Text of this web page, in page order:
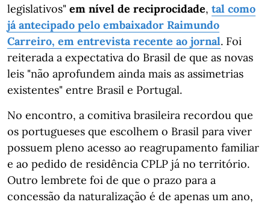
legislativos" em nível de reciprocidade, tal como
já antecipado pelo embaixador Raimundo
Carreiro, em entrevista recente ao jornal. Foi
reiterada a expectativa do Brasil de que as novas
leis "não aprofundem ainda mais as assimetrias
existentes" entre Brasil e Portugal.
No encontro, a comitiva brasileira recordou que
os portugueses que escolhem o Brasil para viver
possuem pleno acesso ao reagrupamento familiar
e ao pedido de residência CPLP já no território.
Outro lembrete foi de que o prazo para a
concessão da naturalização é de apenas um ano,